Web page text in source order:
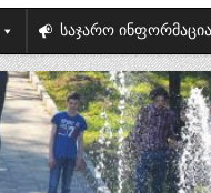
საჯარო ინფორმაცია